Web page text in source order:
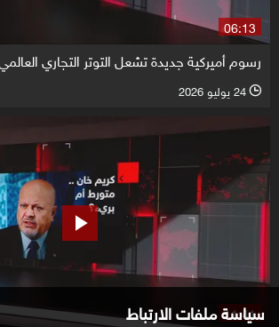
سياسة ملفات الارتباط
06:13
رسوم أميركية جديدة تشعل التوتر التجاري
l 24 يوليو 2026
11:41